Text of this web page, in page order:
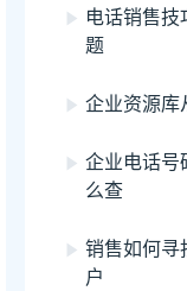
电话销售
题
企业资源库
企业电话号
么查
销售如何寻
户